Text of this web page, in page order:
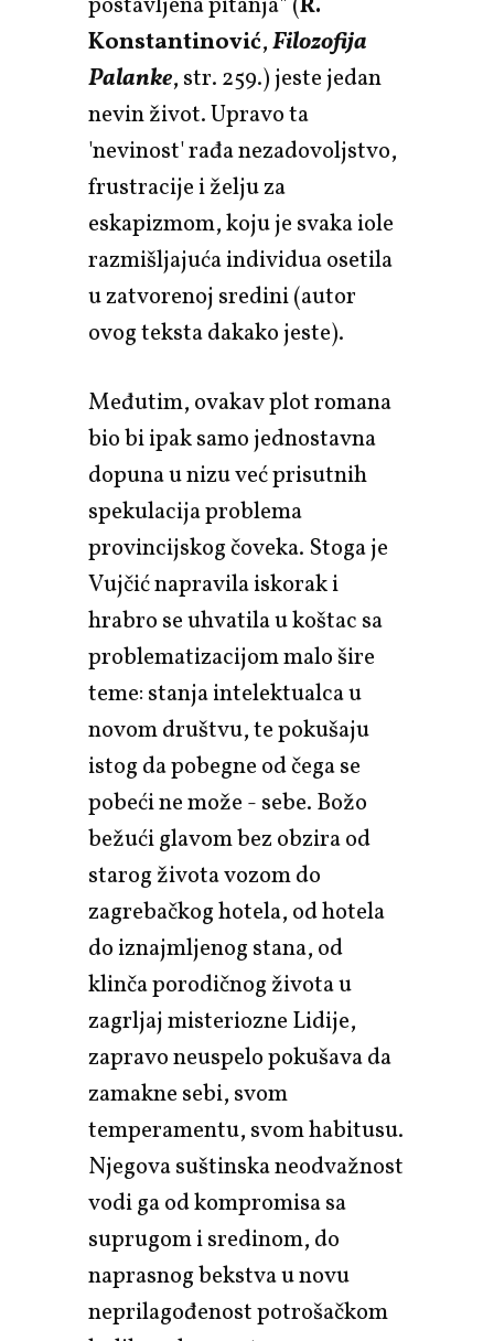
Konstantinović,Filozofija
Palanke, str. 259.) jeste jedan
nevin život. Upravo ta
'nevinost' rađa nezadovoljstvo,
frustracije i želju za
eskapizmom, koju je svaka iole
razmišljajuća individua osetila
u zatvorenoj sredini (autor
ovog teksta dakako jeste).
Međutim, ovakav plot romana
bio bi ipak samo jednostavna
dopuna u nizu već prisutnih
spekulacija problema
provincijskog čoveka. Stoga je
Vujčić napravila iskorak i
hrabro se uhvatila u koštac sa
problematizacijom malo šire
teme: stanja intelektualca u
novom društvu, te pokušaju
istog da pobegne od čega se
pobeći ne može - sebe. Božo
bežući glavom bez obzira od
starog života vozom do
zagrebačkog hotela, od hotela
do iznajmljenog stana, od
klinča porodičnog života u
zagrljaj misteriozne Lidije,
zapravo neuspelo pokušava da
zamakne sebi, svom
temperamentu, svom habitusu.
Njegova suštinska neodvažnost
vodi ga od kompromisa sa
suprugom i sredinom, do
naprasnog bekstva u novu
neprilagođenost potrošačkom